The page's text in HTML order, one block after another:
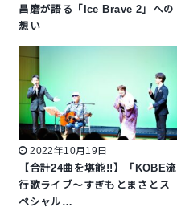
昌磨が語る「Ice Brave 2」への
想い
2022年10月19日
【合計24曲を堪能!!】「KOBE流
行歌ライブ〜すぎもとまさとス
ペシャル…